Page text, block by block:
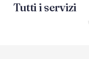
Tutti i servizi